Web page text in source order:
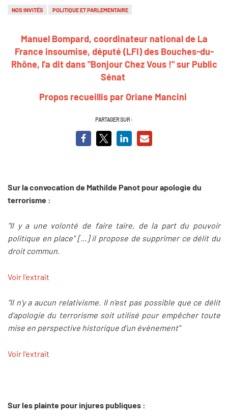
NOS INVITÉS POLITIQUE ET PARLEMENTAIRE
Manuel Bompard, coordinateur national de La
France insoumise, député (LFI) des Bouches-du-
Rhône, l'a dit dans "Bonjour Chez Vous !" sur Public
Sénat
Propos recueillis par Oriane Mancini
PARTAGER SUR :
Sur la convocation de Mathilde Panot pour apologie du
terrorisme :
"Il y a une volonté de faire taire, de la part du pouvoir
politique en place" [...] il propose de supprimer ce délit du
droit commun.
Voir l'extrait
"Il n'y a aucun relativisme. Il n’est pas possible que ce délit
d’apologie du terrorisme soit utilisé pour empêcher toute
mise en perspective historique d’un évènement"
Voir l'extrait
Sur les plainte pour injures publiques :